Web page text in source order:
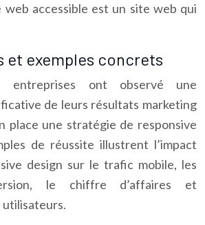
web accessible est un site web qui
et exemples concrets
entreprises ont observé une
de leurs résultats marketing
place une stratégie de responsive
de réussite illustrent l’impact
design sur le trafic mobile, les
le chiffre d’affaires et
utilisateurs.